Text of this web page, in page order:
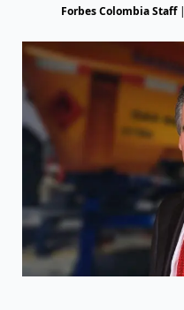
Forbes Colombia Staff|